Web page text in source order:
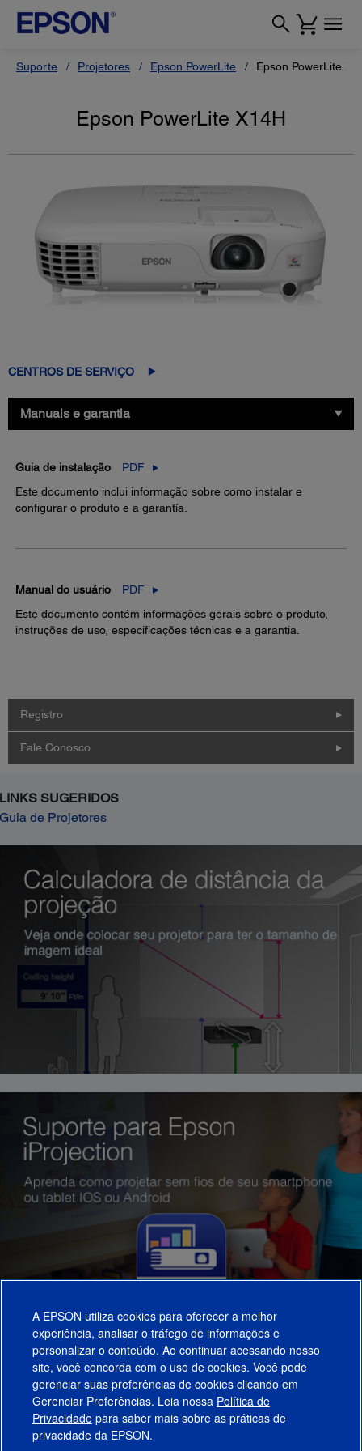
Suporte Projetores Epson PowerLite Epson PowerLite
Epson PowerLite X14H
CENTROS DE SERVIÇO
Manuais e garantia
Guia de instalação
PDF
Este documento inclui informação sobre como instalar e
configurar o produto e a garantía.
Manual do usuário
PDF
Este documento contém informações gerais sobre o produto,
instruções de uso, especificações técnicas e a garantia.
Registro
Fale Conosco
LINKS SUGERIDOS
Guia de Projetores
Produtos
Suporte
A EPSON utiliza cookies para oferecer a melhor
experiência, analisar o tráfego de informações e
personalizar o conteúdo. Ao continuar acessando nosso
site, você concorda com o uso de cookies. Você pode
gerenciar suas preferências de cookies clicando em
Gerenciar Preferências. Leia nossa Política de
Privacidade para saber mais sobre as práticas de
privacidade da EPSON.